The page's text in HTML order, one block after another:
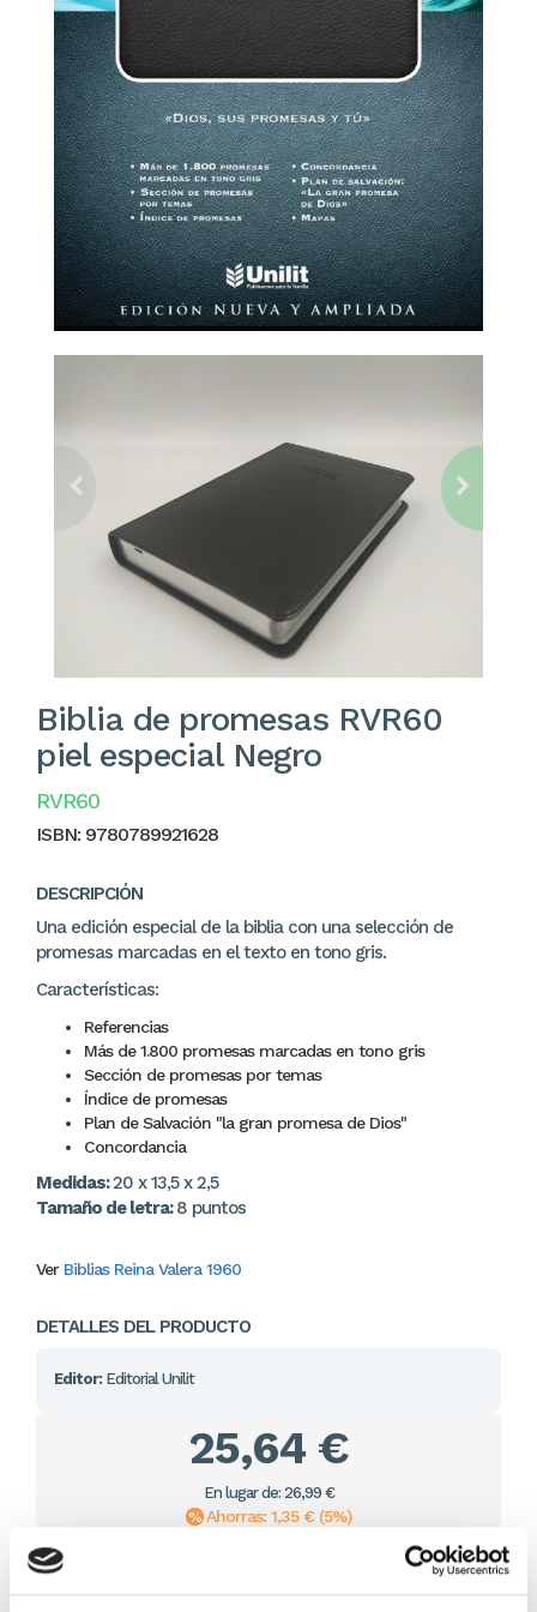
Biblia de promesas RVR60
piel especial Negro
RVR60
ISBN: 9780789921628
DESCRIPCIÓN
Una edición especial de la biblia con una selección de
promesas marcadas en el texto en tono gris.
Características:
Referencias
Más de 1.800 promesas marcadas en tono gris
Sección de promesas por temas
Índice de promesas
Plan de Salvación "la gran promesa de Dios"
Concordancia
Medidas:20 x 13,5 x 2,5
Tamaño de letra:8 puntos
Ver Biblias Reina Valera 1960
DETALLES DEL PRODUCTO
Editor: Editorial Unilit
25,64 €
En lugar de: 26,99 €
Ahorras: 1,35 € (5%)